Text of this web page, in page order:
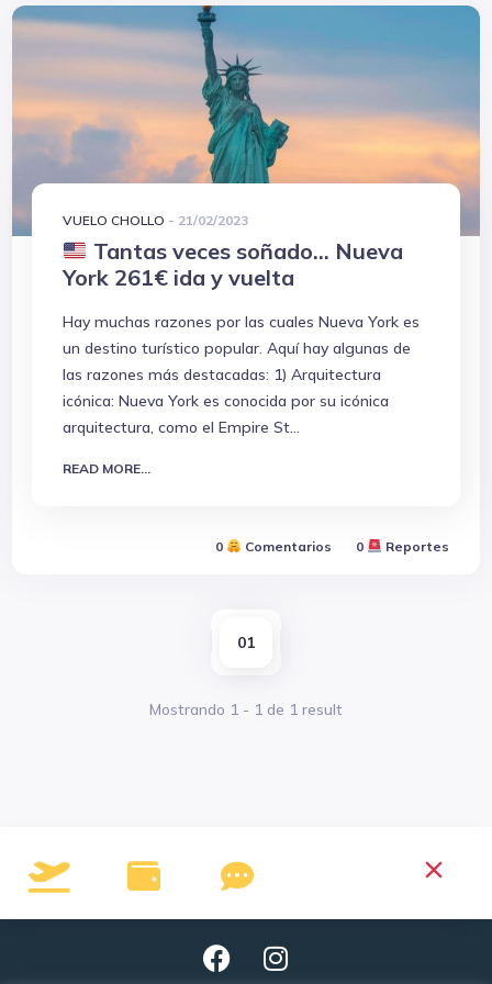
VUELO CHOLLO - 21/02/2023
Tantas veces soñado... Nueva
York 261€ ida y vuelta
Hay muchas razones por las cuales Nueva York es
un destino turístico popular. Aquí hay algunas de
las razones más destacadas: 1) Arquitectura
icónica: Nueva York es conocida por su icónica
arquitectura, como el Empire St...
READ MORE...
0 Comentarios 0 Reportes
01
Mostrando 1 - 1 de 1 result